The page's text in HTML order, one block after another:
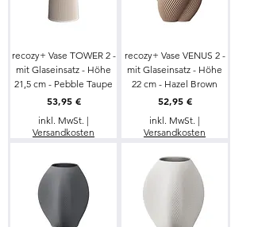
recozy+ Vase TOWER 2 -
mit Glaseinsatz - Höhe
21,5 cm - Pebble Taupe
Preis
53,95 €
inkl. MwSt. |
Versandkosten
recozy+ Vase VENUS 2 -
mit Glaseinsatz - Höhe
22 cm - Hazel Brown
Preis
52,95 €
inkl. MwSt. |
Versandkosten